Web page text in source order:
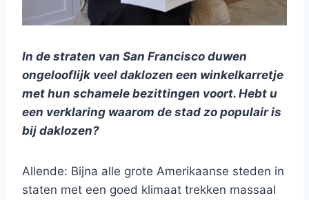
In de straten van San Francisco duwen
ongelooflijk veel daklozen een winkelkarretje
met hun schamele bezittingen voort. Hebt u
een verklaring waarom de stad zo populair is
bij daklozen?
Allende: Bijna alle grote Amerikaanse steden in
staten met een goed klimaat trekken massaal